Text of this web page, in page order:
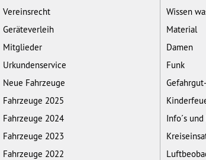
Vereinsrecht
Geräteverleih
Mitglieder
Urkundenservice
Neue Fahrzeuge
Fahrzeuge 2025
Fahrzeuge 2024
Fahrzeuge 2023
Fahrzeuge 2022
Wissen
Material
Damen
Funk
Info´s